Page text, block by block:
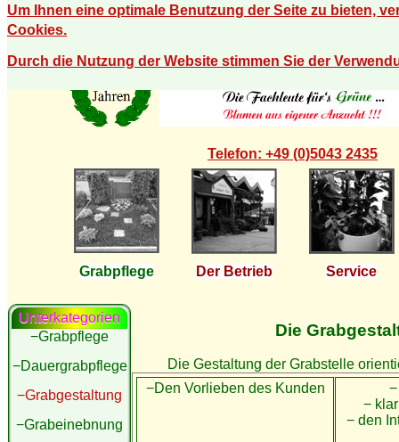
Um Ihnen eine optimale Benutzung der Seite zu bieten,
Cookies.
Durch die Nutzung der Website stimmen Sie der
Telefon: +49 (0)5043 2435
Grabpflege Der Betrieb Service
Unterkategorien
−Grabpflege
−Dauergrabpflege
−Grabgestaltung
−Grabeinebnung
Die
Die Gestaltung der Grabstelle
−Den Vorlieben des Kunden
−
− den